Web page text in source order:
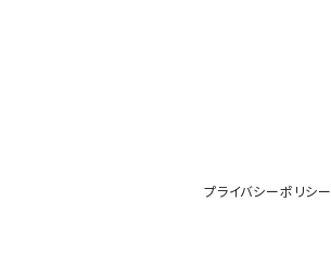
短歌 俳句 川柳
プライバシーポリシー